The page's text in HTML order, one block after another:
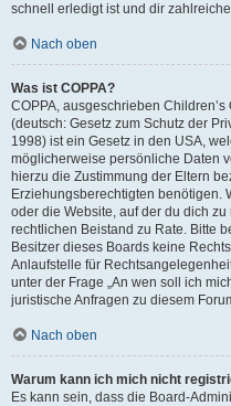
schnell erledigt ist und dir
Nach oben
Was ist COPPA?
COPPA, ausgeschrieben
(deutsch: Gesetz zum Schutz der
1998) ist ein Gesetz in den USA,
möglicherweise persönliche Daten
hierzu die Zustimmung der Eltern
Erziehungsberechtigten benötigen.
oder die Website, auf der du dich
rechtlichen Beistand zu Rate. Bitte
Besitzer dieses Boards keine
Anlaufstelle für
unter der Frage „An wen soll ich
juristische Anfragen zu diesem
Nach oben
Warum kann ich mich nicht
Es kann sein, dass die Board-